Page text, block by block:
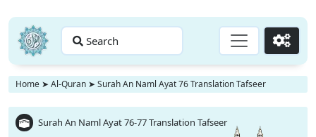
Search Go
Home ➤ Al-Quran ➤ Surah An Naml Ayat 76 Translation Tafseer
Surah An Naml Ayat 76-77 Translation Tafseer